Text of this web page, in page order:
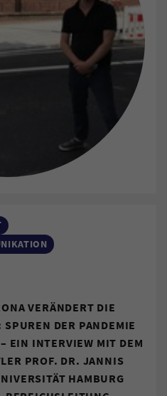
VERÄNDERT DIE
DER PANDEMIE
EIN INTERVIEW MIT DEM
PROF. DR. JANNIS
HAMBURG